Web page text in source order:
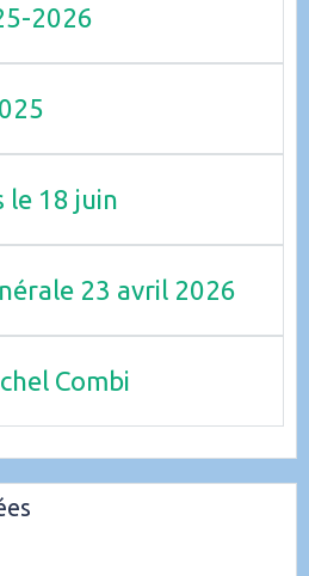
2026
le 18 juin
23 avril 2026
Combi